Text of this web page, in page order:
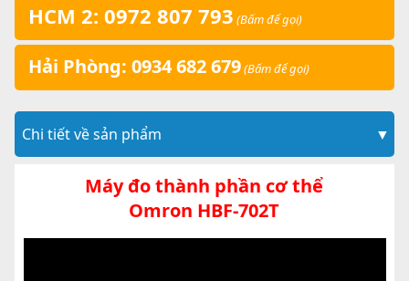
HCM 2: 0972 807 793 (Bấm để gọi)
Hải Phòng: 0934 682 679(Bấm để gọi)
Chi tiết về sản phẩm ▼
Máy đo thành phần cơ thể
Omron HBF-702T